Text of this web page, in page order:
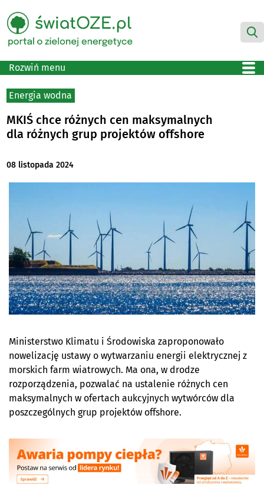
Rozwiń menu
Energia wodna
MKIŚ chce różnych cen maksymalnych
dla różnych grup projektów offshore
08 listopada 2024
Ministerstwo Klimatu i Środowiska zaproponowało
nowelizację ustawy o wytwarzaniu energii elektrycznej z
morskich farm wiatrowych. Ma ona, w drodze
rozporządzenia, pozwalać na ustalenie różnych cen
maksymalnych w ofertach aukcyjnych wytwórców dla
poszczególnych grup projektów offshore.